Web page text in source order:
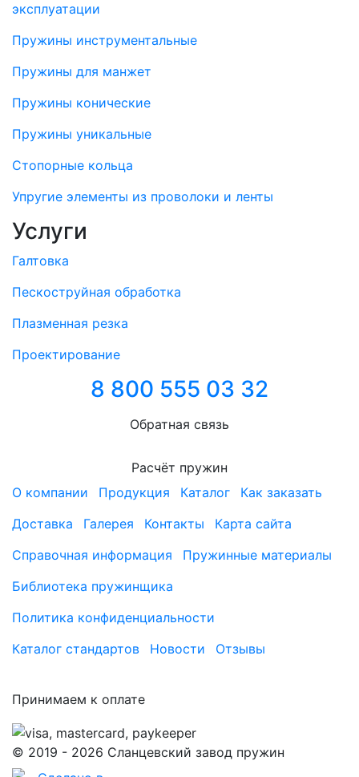
эксплуатации
Пружины инструментальные
Пружины для манжет
Пружины конические
Пружины уникальные
Стопорные кольца
Упругие элементы из проволоки и ленты
Услуги
Галтовка
Пескоструйная обработка
Плазменная резка
Проектирование
8 800 555 03 32
Обратная связь
Расчёт пружин
О компании
Продукция Каталог
Как заказать
Доставка
Галерея Контакты
Карта сайта
Справочная информация
Пружинные материалы
Библиотека пружинщика
Политика конфиденциальности
Каталог стандартов
Новости Отзывы
Принимаем к оплате
© 2019 - 2026 Сланцевский завод пружин